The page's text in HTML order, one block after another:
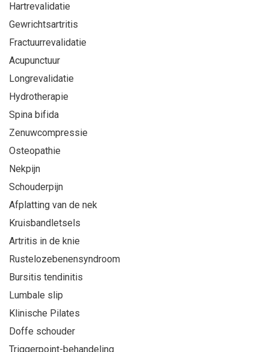
Hartrevalidatie
Gewrichtsartritis
Fractuurrevalidatie
Acupunctuur
Longrevalidatie
Hydrotherapie
Spina bifida
Zenuwcompressie
Osteopathie
Nekpijn
Schouderpijn
Afplatting van de nek
Kruisbandletsels
Artritis in de knie
Rustelozebenensyndroom
Bursitis tendinitis
Lumbale slip
Klinische Pilates
Doffe schouder
Triggerpoint-behandeling